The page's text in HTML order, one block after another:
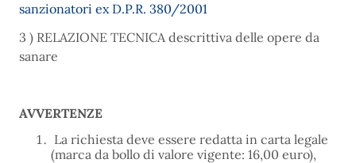
sanzionatori ex D.P.R. 380/2001
3 ) RELAZIONE TECNICA descrittiva delle opere da
sanare
AVVERTENZE
La richiesta deve essere redatta in carta legale
(marca da bollo di valore vigente: 16,00 euro),